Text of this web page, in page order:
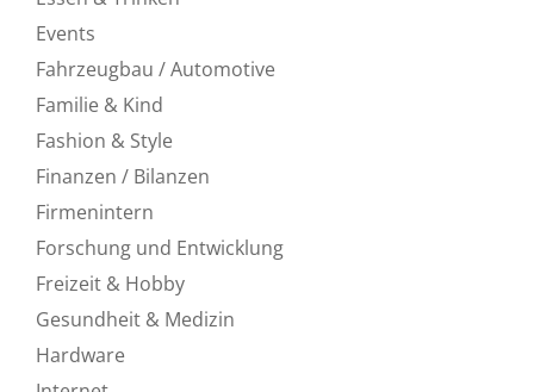
Events
Fahrzeugbau / Automotive
Familie & Kind
Fashion & Style
Finanzen / Bilanzen
Firmenintern
Forschung und Entwicklung
Freizeit & Hobby
Gesundheit & Medizin
Hardware